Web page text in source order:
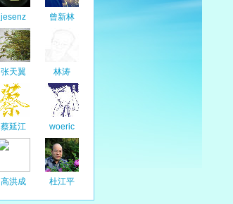
jesenz 曾新林
张天翼 林涛
蔡延江 woeric
高洪成 杜江平